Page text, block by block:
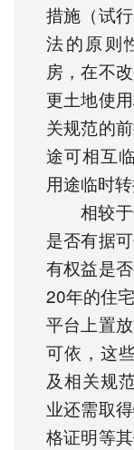
措施（试
法的原则
房，在不
更土地使
关规范的
途可相互
用途临时转
相较
是否有据
有权益是
20年的住
平台上置
可依，这
及相关规
业还需取
格证明等